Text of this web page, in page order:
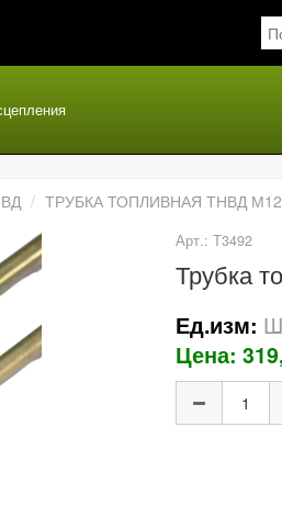
ТРУБКА ТОПЛИВНАЯ ТНВД
Арт.: Т3492
Трубка
Ед.изм:
Цена: